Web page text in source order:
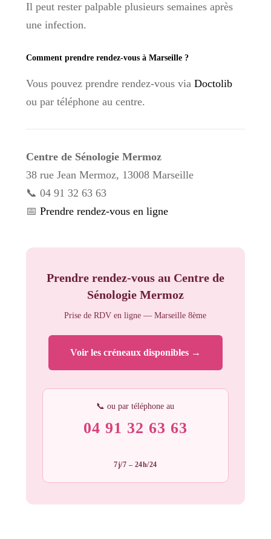
Il peut rester palpable plusieurs semaines après
une infection.
Comment prendre rendez-vous à Marseille ?
Vous pouvez prendre rendez-vous via Doctolib
ou par téléphone au centre.
Centre de Sénologie Mermoz
38 rue Jean Mermoz, 13008 Marseille
📞 04 91 32 63 63
📅 Prendre rendez-vous en ligne
Prendre rendez-vous au Centre de
Sénologie Mermoz
Prise de RDV en ligne — Marseille 8ème
Voir les créneaux disponibles →
📞 ou par téléphone au
04 91 32 63 63
7j/7 – 24h/24